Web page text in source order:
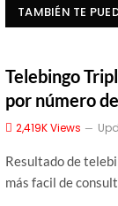
TAMBIÉN TE
Telebingo
por número
2,419KViews
Resultado de
más facil de